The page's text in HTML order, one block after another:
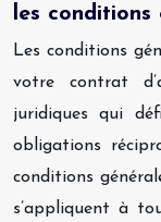
les conditions
Les conditions
votre contrat
juridiques qui
obligations
conditions
s’appliquent à